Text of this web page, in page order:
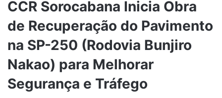
CCR Sorocabana Inicia Obra
de Recuperação do Pavimento
na SP-250 (Rodovia Bunjiro
Nakao) para Melhorar
Segurança e Tráfego